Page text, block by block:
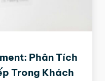
Phân Tích
Trong Khách